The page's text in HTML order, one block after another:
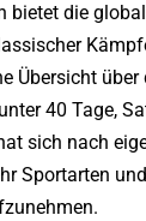
bietet die
Übersicht über
40 Tage,
sich nach
Sportarten